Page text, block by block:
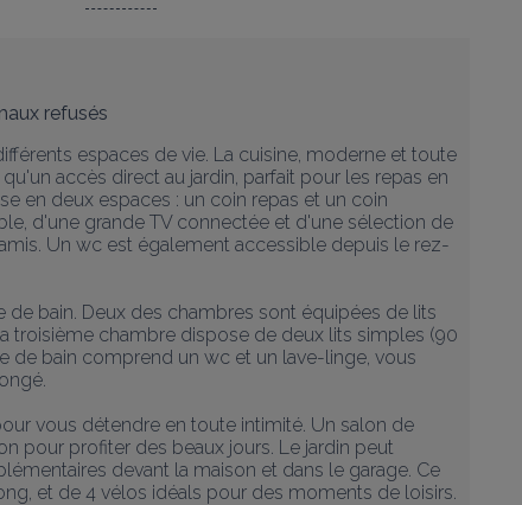
refusés
espaces de vie. La cuisine, moderne et toute
accès direct au jardin, parfait pour les repas en
en deux espaces : un coin repas et un coin
d'une grande TV connectée et d'une sélection de
Un wc est également accessible depuis le rez-
bain. Deux des chambres sont équipées de lits
troisième chambre dispose de deux lits simples (90
de bain comprend un wc et un lave-linge, vous
vous détendre en toute intimité. Un salon de
pour profiter des beaux jours. Le jardin peut
devant la maison et dans le garage. Ce
et de 4 vélos idéals pour des moments de loisirs.